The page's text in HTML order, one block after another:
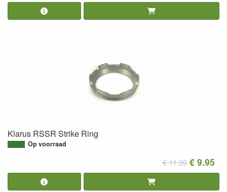
Klarus RSSR Strike Ring
Op voorraad
€ 11.99 € 9.95